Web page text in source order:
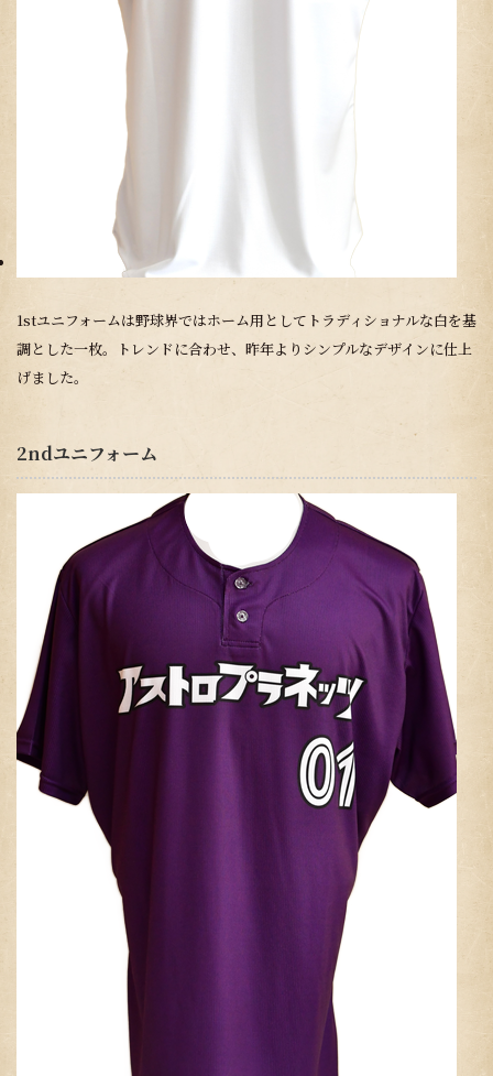
1stユニフォームは野球界ではホーム用としてトラディショナルな白を基
調とした一枚。トレンドに合わせ、昨年よりシンプルなデザインに仕上
げました。
2ndユニフォーム